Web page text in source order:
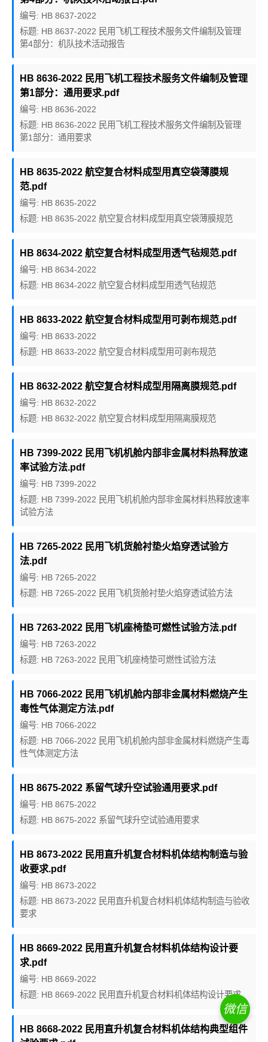
编号: HB 8637-2022
标题: HB 8637-2022 民用飞机工程技术服务文件编制及管理
第4部分：机队技术活动报告
HB 8636-2022 民用飞机工程技术服务文件编制及管理
第1部分：通用要求.pdf
编号: HB 8636-2022
标题: HB 8636-2022 民用飞机工程技术服务文件编制及管理
第1部分：通用要求
HB 8635-2022 航空复合材料成型用真空袋薄膜规
范.pdf
编号: HB 8635-2022
标题: HB 8635-2022 航空复合材料成型用真空袋薄膜规范
HB 8634-2022 航空复合材料成型用透气毡规范.pdf
编号: HB 8634-2022
标题: HB 8634-2022 航空复合材料成型用透气毡规范
HB 8633-2022 航空复合材料成型用可剥布规范.pdf
编号: HB 8633-2022
标题: HB 8633-2022 航空复合材料成型用可剥布规范
HB 8632-2022 航空复合材料成型用隔离膜规范.pdf
编号: HB 8632-2022
标题: HB 8632-2022 航空复合材料成型用隔离膜规范
HB 7399-2022 民用飞机机舱内部非金属材料热释放速
率试验方法.pdf
编号: HB 7399-2022
标题: HB 7399-2022 民用飞机机舱内部非金属材料热释放速率
试验方法
HB 7265-2022 民用飞机货舱衬垫火焰穿透试验方
法.pdf
编号: HB 7265-2022
标题: HB 7265-2022 民用飞机货舱衬垫火焰穿透试验方法
HB 7263-2022 民用飞机座椅垫可燃性试验方法.pdf
编号: HB 7263-2022
标题: HB 7263-2022 民用飞机座椅垫可燃性试验方法
HB 7066-2022 民用飞机机舱内部非金属材料燃烧产生
毒性气体测定方法.pdf
编号: HB 7066-2022
标题: HB 7066-2022 民用飞机机舱内部非金属材料燃烧产生毒
性气体测定方法
HB 8675-2022 系留气球升空试验通用要求.pdf
编号: HB 8675-2022
标题: HB 8675-2022 系留气球升空试验通用要求
HB 8673-2022 民用直升机复合材料机体结构制造与验
收要求.pdf
编号: HB 8673-2022
标题: HB 8673-2022 民用直升机复合材料机体结构制造与验收
要求
HB 8669-2022 民用直升机复合材料机体结构设计要
求.pdf
编号: HB 8669-2022
标题: HB 8669-2022 民用直升机复合材料机体结构设计要求
HB 8668-2022 民用直升机复合材料机体结构典型组件
微信